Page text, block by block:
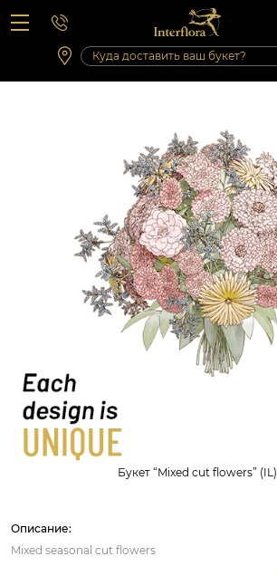
Вопросы-ответы
Сб 10:00 ‐ 14:00
Выходные и праздничные дни
Букет “Mixed cut flowers” (IL)
Описание:
Mixed seasonal cut flowers